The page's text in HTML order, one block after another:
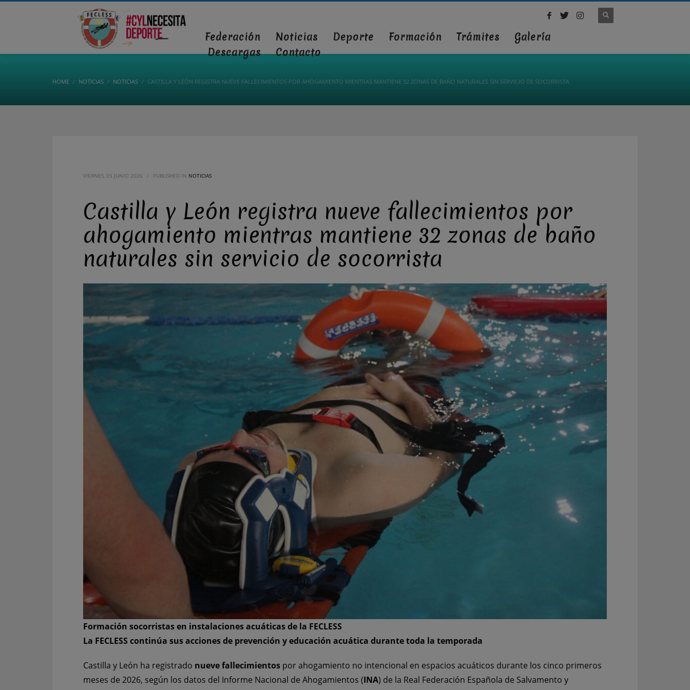
Federación Noticias Deporte Formación Trámites
Galería
Descargas
Contacto
HOME NOTICIAS NOTICIAS CASTILLA Y LEÓN REGISTRA NUEVE FALLECIMIENTOS POR AHOGAMIENTO MIENTRAS MANTIENE 32 ZONAS DE BAÑO NATURALES SIN SERVICIO DE SOCORRISTA
VIERNES, 05 JUNIO 2026 / PUBLISHED IN NOTICIAS
Castilla y León registra nueve fallecimientos por
ahogamiento mientras mantiene 32 zonas de baño
naturales sin servicio de socorrista
Formación socorristas en instalaciones acuáticas de la FECLESS
La FECLESS continúa sus acciones de prevención y educación acuática durante toda la temporada
Castilla y León ha registrado nueve fallecimientos por ahogamiento no intencional en espacios acuáticos durante los cinco primeros
meses de 2026, según los datos del Informe Nacional de Ahogamientos (INA) de la Real Federación Española de Salvamento y